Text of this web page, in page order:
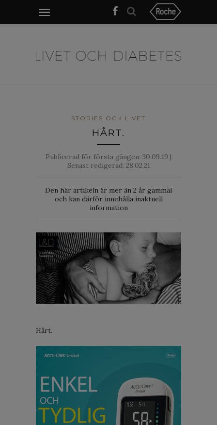
STORIES OCH LIVET
HÅRT.
Publicerad för första gången: 30.09.19 |
Senast redigerad: 28.02.21
Den här artikeln är mer än 2 år gammal
och kan därför innehålla inaktuell
information
Hårt.